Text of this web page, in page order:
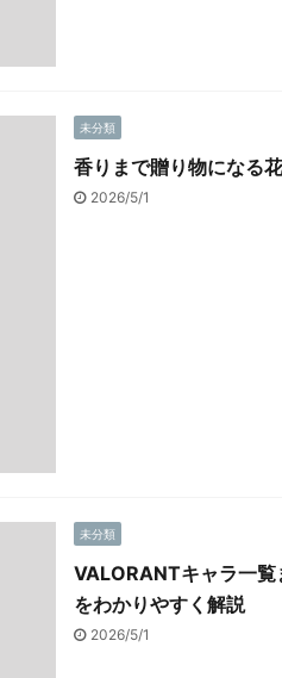
未分類
香りまで贈り物になる
2026/5/1
未分類
VALORANTキャラ一覧
をわかりやすく解説
2026/5/1